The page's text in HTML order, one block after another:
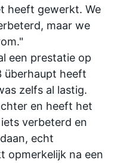
heeft gewerkt. We
maar we
een prestatie op
überhaupt heeft
zelfs al lastig.
en heeft het
verbeterd en
echt
opmerkelijk na een